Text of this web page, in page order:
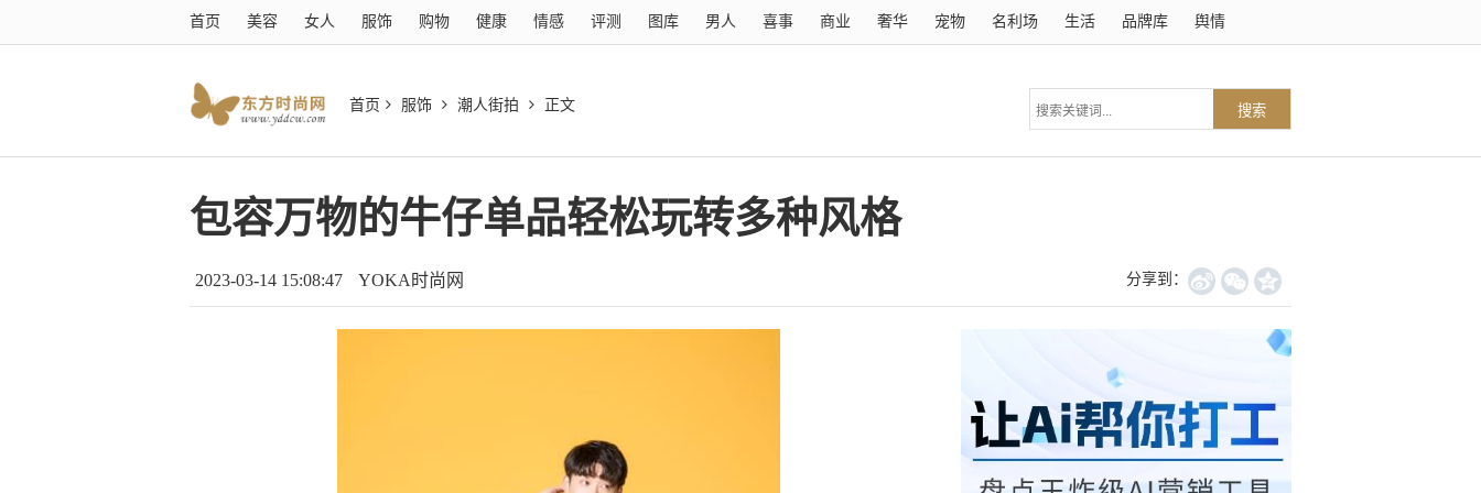
首页 美容 女人 服饰 购物 健康 情感 评测 图库 男人 喜事 商业 奢华 宠物 名利场 生活 品牌库 舆情
首页 服饰 潮人街拍 正文 搜索
包容万物的牛仔单品轻松玩转多种风格
2023-03-14 15:08:47 YOKA时尚网 分享到：